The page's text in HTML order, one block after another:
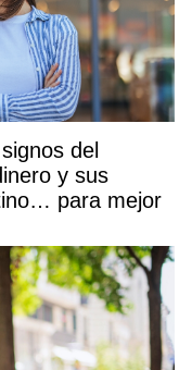
del
y sus
para mejor